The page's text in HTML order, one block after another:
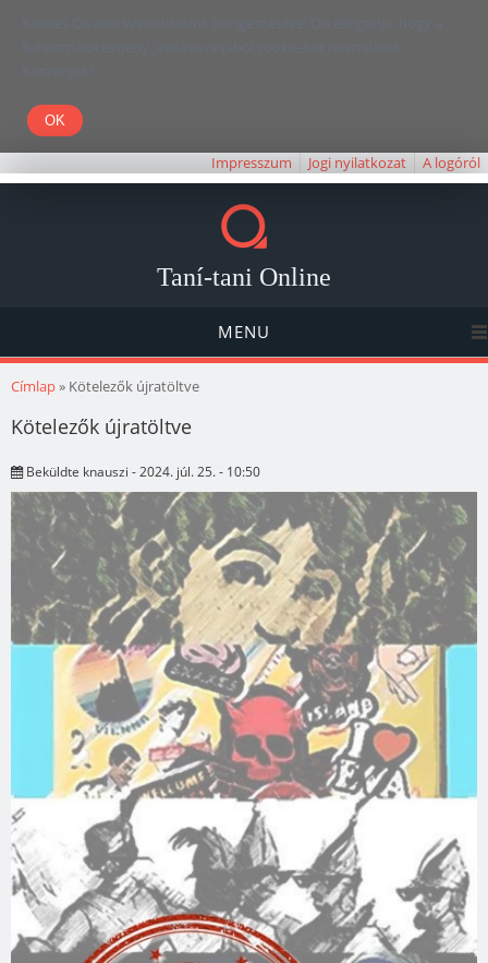
Kedves Olvasó! Weboldalunk böngészésével Ön elfogadja, hogy a
felhasználói élmény javítása céljából cookie-kat használunk.
Köszönjük!
Impresszum Jogi nyilatkozat A logóról
Taní-tani Online
MENU
Jelenlegi hely
Címlap» Kötelezők újratöltve
Kötelezők újratöltve
Beküldte knauszi - 2024. júl. 25. - 10:50